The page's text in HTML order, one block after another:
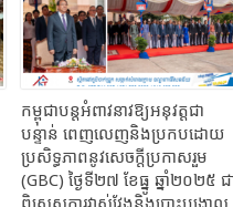
កម្ពុជាបន្តអំពាវនាវឱ្យអនុវត្តជា
បន្ទាន់ ពេញលេញនិងប្រកបដោយ
ប្រសិទ្ធភាពនូវសេចក្តីប្រកាសរួម
(GBC) ថ្ងៃទី២៧ ខែធ្នូ ឆ្នាំ២០២៥ ជ